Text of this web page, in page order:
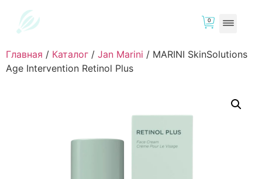
0
Главная / Каталог / Jan Marini / MARINI SkinSolutions
Age Intervention Retinol Plus